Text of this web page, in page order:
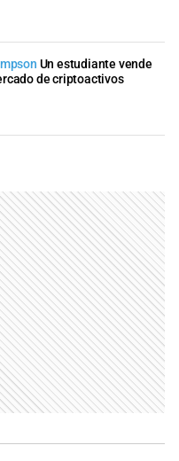
Un estudiante vende
de criptoactivos